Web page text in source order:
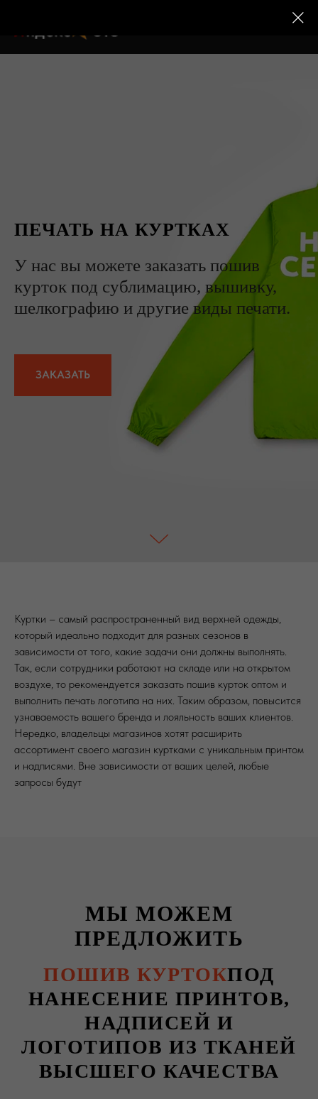
ПЕЧАТЬ НА КУРТКАХ
У нас вы можете заказать пошив
курток под сублимацию, вышивку,
шелкографию и другие виды печати.
ЗАКАЗАТЬ
Куртки – самый распространенный вид верхней одежды,
который идеально подходит для разных сезонов в
зависимости от того, какие задачи они должны выполнять.
Так, если сотрудники работают на складе или на открытом
воздухе, то рекомендуется заказать пошив курток оптом и
выполнить печать логотипа на них. Таким образом, повысится
узнаваемость вашего бренда и лояльность ваших клиентов.
Нередко, владельцы магазинов хотят расширить
ассортимент своего магазин куртками с уникальным принтом
и надписями. Вне зависимости от ваших целей, любые
запросы будут
МЫ МОЖЕМ
ПРЕДЛОЖИТЬ
ПОШИВ КУРТОКПОД
НАНЕСЕНИЕ ПРИНТОВ,
НАДПИСЕЙ И
ЛОГОТИПОВ ИЗ ТКАНЕЙ
ВЫСШЕГО КАЧЕСТВА